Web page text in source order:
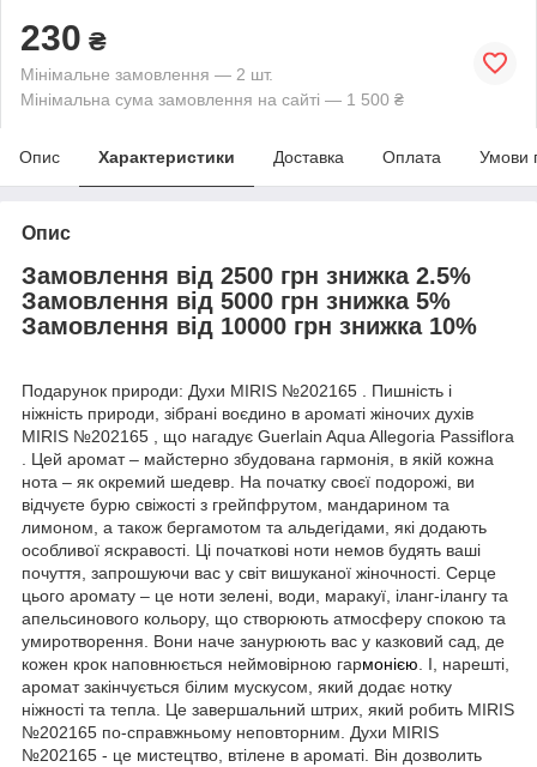
230 ₴
Мінімальне замовлення — 2 шт.
Мінімальна сума замовлення на сайті — 1 500 ₴
Опис Характеристики Доставка Оплата Умови
Опис
Замовлення від 2500 грн знижка 2.5%
Замовлення від 5000 грн знижка 5%
Замовлення від 10000 грн знижка 10%
Подарунок природи: Духи MIRIS №202165 . Пишність і
ніжність природи, зібрані воєдино в ароматі жіночих духів
MIRIS №202165 , що нагадує Guerlain Aqua Allegoria Passiflora
. Цей аромат – майстерно збудована гармонія, в якій кожна
нота – як окремий шедевр. На початку своєї подорожі, ви
відчуєте бурю свіжості з грейпфрутом, мандарином та
лимоном, а також бергамотом та альдегідами, які додають
особливої яскравості. Ці початкові ноти немов будять ваші
почуття, запрошуючи вас у світ вишуканої жіночності. Серце
цього аромату – це ноти зелені, води, маракуї, іланг-ілангу та
апельсинового кольору, що створюють атмосферу спокою та
умиротворення. Вони наче занурюють вас у казковий сад, де
кожен крок наповнюється неймовірною гармонією. І, нарешті,
аромат закінчується білим мускусом, який додає нотку
ніжності та тепла. Це завершальний штрих, який робить MIRIS
№202165 по-справжньому неповторним. Духи MIRIS
№202165 - це мистецтво, втілене в ароматі. Він дозволить